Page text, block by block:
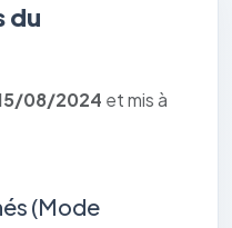
du
08/2024 et mis à
(Mode